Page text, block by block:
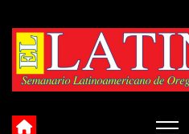
content